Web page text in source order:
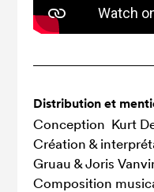
Distribution et
Conception Kurt
Création &
Gruau & Joris
Composition